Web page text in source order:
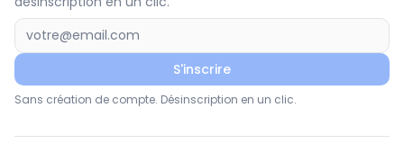
S'inscrire
Sans création de compte. Désinscription en un clic.